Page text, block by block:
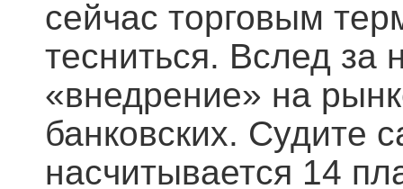
сейчас торговым
тесниться. Вслед за
«внедрение» на
банковских. Судите
насчитывается 14